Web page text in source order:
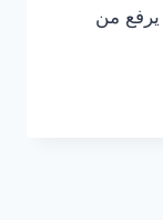
يرفع من